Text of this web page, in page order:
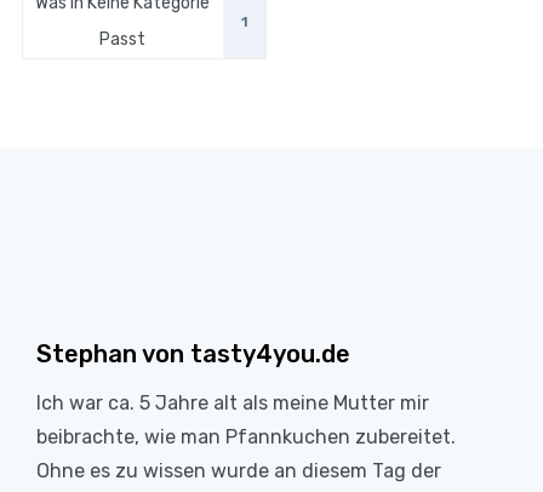
Passt
1
Stephan von tasty4you.de
Ich war ca. 5 Jahre alt als meine Mutter mir
beibrachte, wie man Pfannkuchen zubereitet.
Ohne es zu wissen wurde an diesem Tag der